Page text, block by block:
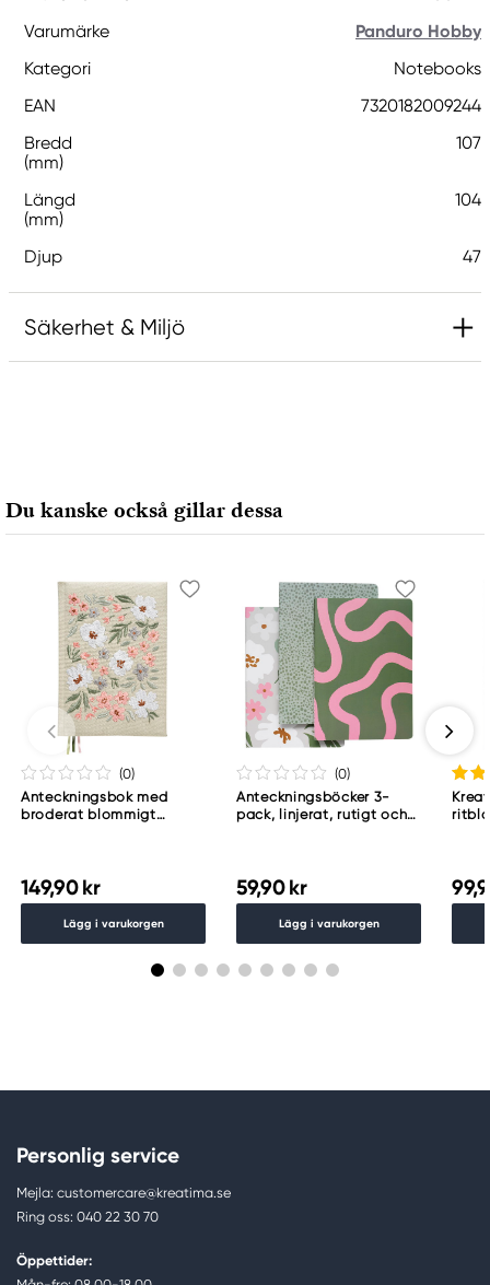
Varumärke
Panduro Hobby
Kategori
Notebooks
EAN
7320182009244
Bredd
(mm)
107
Längd
(mm)
104
Djup 47
Säkerhet & Miljö
www.panduro.com
+46 (04) 22 30 70
Du kanske också gillar dessa
(0)
Anteckningsbok med
broderat blommigt
149,90 kr
Lägg i varukorgen
(0)
Anteckningsböcker 3-
pack, linjerat, rutigt och
59,90 kr
Lägg i varukorgen
Personlig service
Mejla: customercare@kreatima.se
Ring oss: 040 22 30 70
Öppettider: